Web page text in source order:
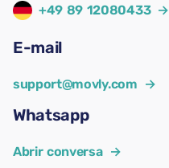
+49 89 12080433 →
E-mail
support@movly.com →
Whatsapp
Abrir conversa →